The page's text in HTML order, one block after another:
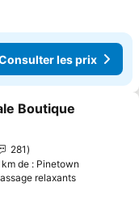
les prix
mes favoris
Boutique
281
de : Pinetown
relaxants